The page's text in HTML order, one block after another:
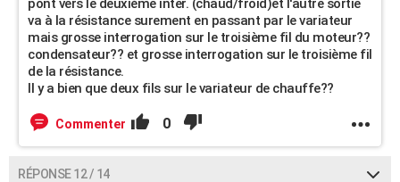
pont vers le deuxième inter. (chaud/froid)et l'autre sortie
va à la résistance surement en passant par le variateur
mais grosse interrogation sur le troisième fil du moteur??
condensateur?? et grosse interrogation sur le troisième fil
de la résistance.
Il y a bien que deux fils sur le variateur de chauffe??
Commenter 0
RÉPONSE 12 / 14